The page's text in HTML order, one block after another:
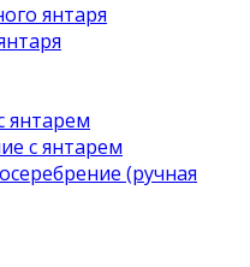
янтаря
янтарем
с янтарем
(ручная